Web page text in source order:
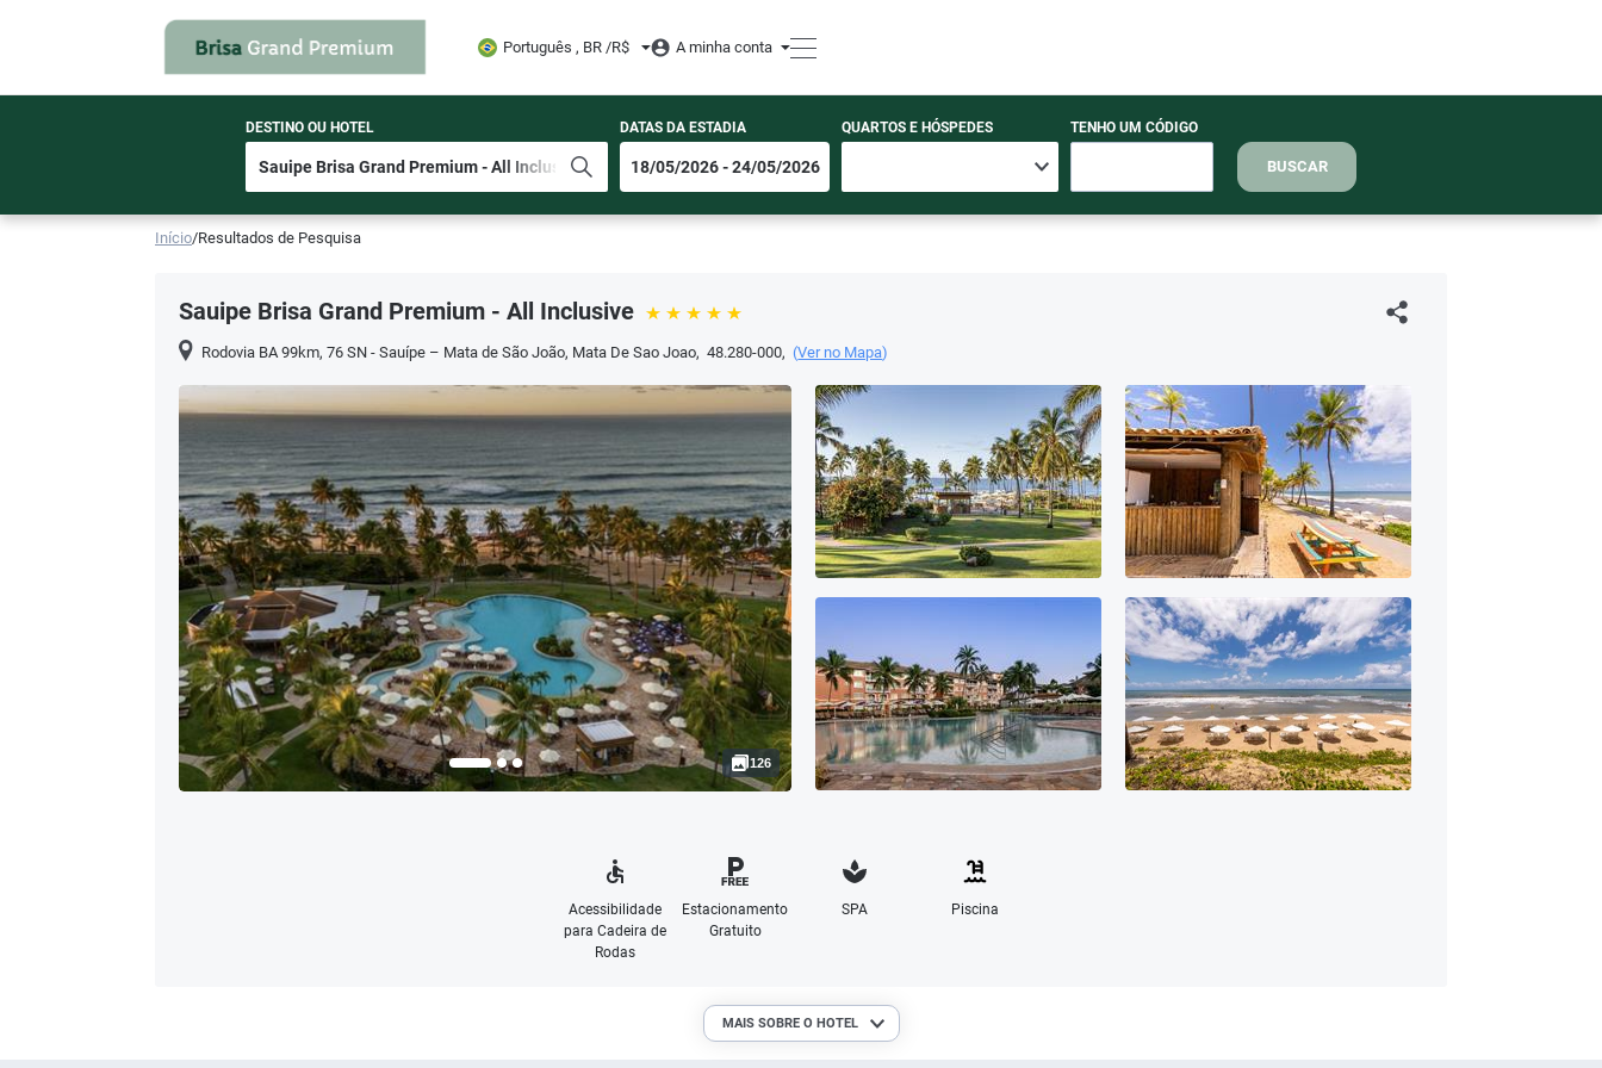
Português , BR /R$ A minha conta
DESTINO OU HOTEL DATAS DA ESTADIA QUARTOS E HÓSPEDES TENHO UM CÓDIGO
BUSCAR
Início/Resultados de Pesquisa
Sauipe Brisa Grand Premium - All Inclusive
Rodovia BA 99km, 76 SN - Sauípe – Mata de São João, Mata De Sao Joao, 48.280-000, (Ver no Mapa)
126
Acessibilidade
para Cadeira de
Rodas
Estacionamento
Gratuito
SPA Piscina
MAIS SOBRE O HOTEL